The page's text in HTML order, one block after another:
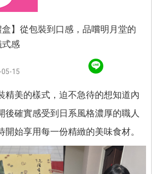
盒】從包裝到口感，品嚐明月堂的
式感
15
精美的樣式，迫不急待的想知道內
後確實感受到日系風格濃厚的職人
開始享用每一份精緻的美味食材。